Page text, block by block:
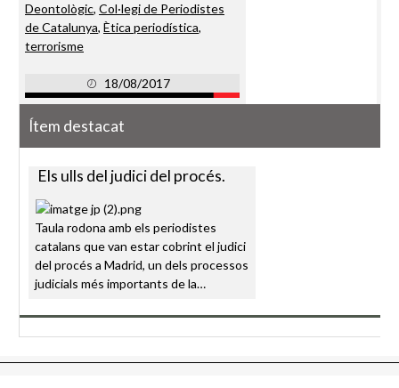
Deontològic, Col·legi de Periodistes
de Catalunya, Ètica periodística,
terrorisme
18/08/2017
Ítem destacat
Els ulls del judici del procés.
Taula rodona amb els periodistes
catalans que van estar cobrint el judici
del procés a Madrid, un dels processos
judicials més importants de la…